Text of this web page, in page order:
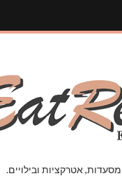
אטרקציות ובילויים.